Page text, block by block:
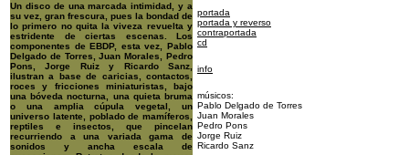
Un disco de una marcada intimidad, y a
su vez, gran frescura, pues la bondad de
lo primero no quita la viveza revuelta y
estridente de ciertas escenas. Los
componentes de EBDP, esta vez, Pablo
Delgado de Torres, Juan Morales, Pedro
Pons, Jorge Ruiz y Ricardo Sanz,
ilustran a base de caricias, contactos,
roces y fricciones miniaturistas, bajo
una bóveda nocturna, una quieta bruma
o una amplia cúpula vegetal, un
universo latente, poblado de mamíferos,
reptiles e insectos, que pincelan
recurriendo a una variada gama de
sonidos y ancha escala de
portada
portada y reverso
contraportada
cd
info
músicos:
Pablo Delgado de Torres
Juan Morales
Pedro Pons
Jorge Ruiz
Ricardo Sanz